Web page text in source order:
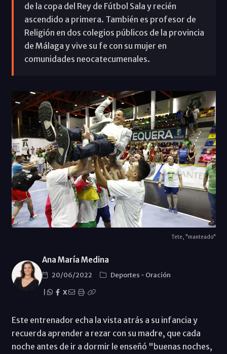
de la copa del Rey de Fútbol Sala y recién
ascendido a primera. También es profesor de
Religión en dos colegios públicos de la provincia
de Málaga y vive su fe con su mujer en
comunidades neocatecumenales.
Tete, "manteado"
Ana María Medina
20/06/2022 Deportes - Oración
X
Este entrenador echa la vista atrás a su infancia y
recuerda aprender a rezar con su madre, que cada
noche antes de ir a dormir le enseñó "buenas noches,